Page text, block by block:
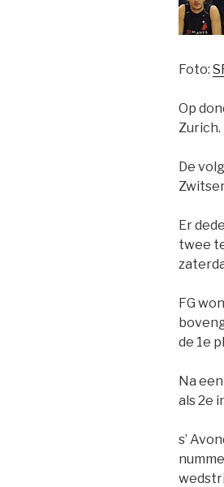
Foto:
Op
De
Er
twee
FG
de 1e
Na
als 2e
s’